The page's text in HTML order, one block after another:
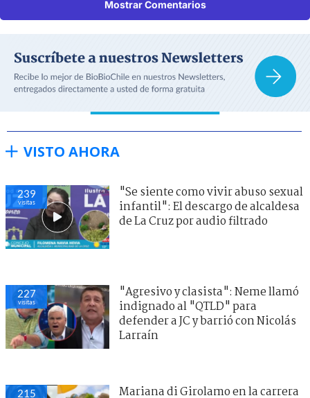
Mostrar Comentarios
VISTO AHORA
240
visitas
"Se siente como vivir abuso sexual
infantil": El descargo de alcaldesa
de La Cruz por audio filtrado
227
visitas
"Agresivo y clasista": Neme llamó
indignado al "QTLD" para
defender a JC y barrió con Nicolás
Larraín
215
Mariana di Girolamo en la carrera